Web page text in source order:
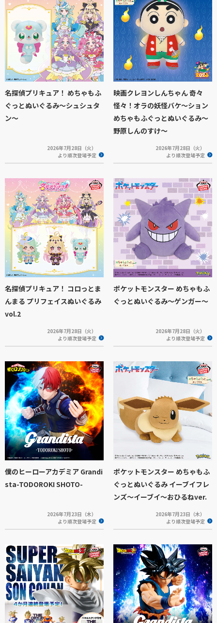
名探偵プリキュア！ めちゃもふ
ぐっとぬいぐるみ～シュシュタ
ン～
2026年7月28日（火）
より順次登場予定
映画クレヨンしんちゃん 奇々
怪々！オラの妖怪バケ～ション
めちゃもふぐっとぬいぐるみ～
野原しんのすけ～
2026年7月28日（火）
より順次登場予定
名探偵プリキュア！ コロっとま
んまる プリフェイスぬいぐるみ
vol.2
2026年7月28日（火）
より順次登場予定
ポケットモンスター めちゃもふ
ぐっとぬいぐるみ～ゲンガー～
2026年7月28日（火）
より順次登場予定
僕のヒーローアカデミア Grandi
sta-TODOROKI SHOTO-
2026年7月23日（木）
より順次登場予定
ポケットモンスター めちゃもふ
ぐっとぬいぐるみ イーブイフレ
ンズ～イーブイ～おひるねver.
2026年7月23日（木）
より順次登場予定